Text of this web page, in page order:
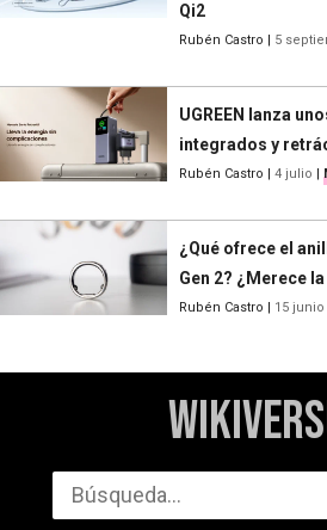
Qi2
Rubén Castro 5
UGREEN lanza
integrados y
Rubén Castro 4 julio
¿Qué ofrece el
Gen 2? ¿Merece
Rubén Castro 15 junio